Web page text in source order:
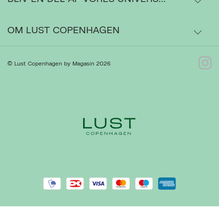
Ordrestatus
Gå til Kundeservice
Privatlivspolitik
Cookiepolitik
OM LUST COPENHAGEN
Om os
© Lust Copenhagen by Magasin 2026